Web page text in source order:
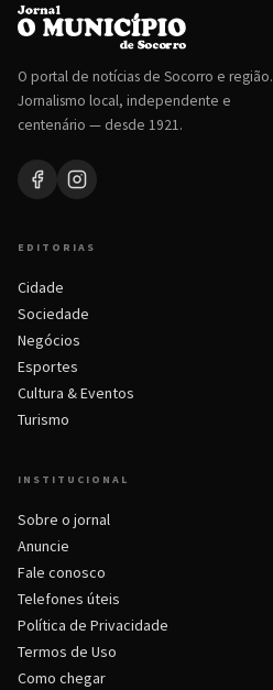
O portal de notícias de Socorro e região.
Jornalismo local, independente e
centenário — desde 1921.
EDITORIAS
Cidade
Sociedade
Negócios
Esportes
Cultura & Eventos
Turismo
INSTITUCIONAL
Sobre o jornal
Anuncie
Fale conosco
Telefones úteis
Política de Privacidade
Termos de Uso
Como chegar